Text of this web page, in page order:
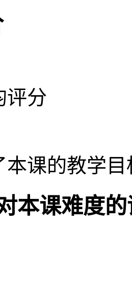
评分
本课的教学目
本课难度